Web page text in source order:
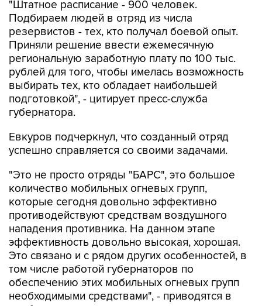
резервистов - тех, кто получал боевой опыт.
Приняли решение ввести ежемесячную
региональную заработную плату по 100 тыс.
рублей для того, чтобы имелась возможность
выбирать тех, кто обладает наибольшей
подготовкой", - цитирует пресс-служба
губернатора.
Евкуров подчеркнул, что созданный отряд
"Это не просто отряды "БАРС", это большое
которые сегодня довольно эффективно
противодействуют средствам воздушного
нападения противника. На данном этапе
эффективность довольно высокая, хорошая.
Это связано и с рядом других особенностей, в
том числе работой губернаторов по
обеспечению этих мобильных огневых групп
необходимыми средствами", - приводятся в
сообщении слова заместителя министра
обороны РФ.